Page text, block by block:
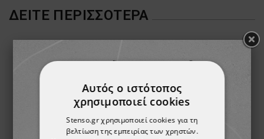
ΔΕΊΤΕ ΠΕΡΙΣΣΌΤΕΡΑ
Αυτός ο ιστότοπος
χρησιμοποιεί cookies
Stenso.gr χρησιμοποιεί cookies για τη
βελτίωση της εμπειρίας των χρηστών.